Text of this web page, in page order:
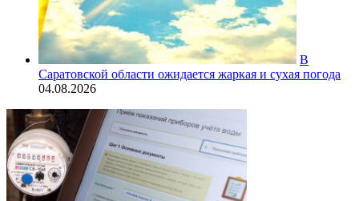
В
Саратовской области ожидается жаркая и сухая погода
04.08.2026